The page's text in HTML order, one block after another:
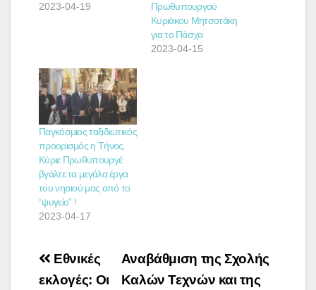
2023-04-19
Πρωθυπουργού
Κυριάκου Μητσοτάκη
για το Πάσχα
2023-04-15
Παγκόσμιος ταξιδιωτικός
προορισμός η Τήνος.
Κύριε Πρωθυπουργέ
βγάλτε τα μεγάλα έργα
του νησιού μας από το
“ψυγείο” !
2023-04-17
Πλοήγηση
άρθρων
Αναβάθμιση της Σχολής
Καλών Τεχνών και της
Εθνικές
εκλογές: Οι